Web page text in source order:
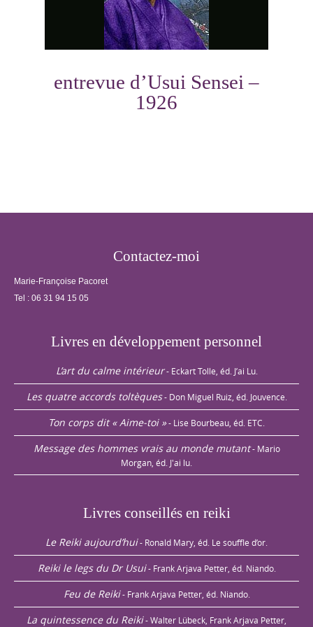
entrevue d’Usui Sensei –
1926
Contactez-moi
Marie-Françoise Pacoret
Tel : 06 31 94 15 05
Livres en développement personnel
L’art du calme intérieur - Eckart Tolle, éd. J’ai Lu.
Les quatre accords toltèques - Don Miguel Ruiz, éd. Jouvence.
Ton corps dit « Aime-toi »- Lise Bourbeau, éd. ETC.
Message des hommes vrais au monde mutant - Mario
Morgan, éd. J'ai lu.
Livres conseillés en reiki
Le Reiki aujourd’hui- Ronald Mary, éd. Le souffle d’or.
Reiki le legs du Dr Usui - Frank Arjava Petter, éd. Niando.
Feu de Reiki - Frank Arjava Petter, éd. Niando.
La quintessence du Reiki- Walter Lübeck, Frank Arjava Petter,